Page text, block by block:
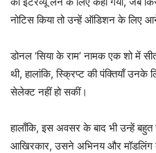
नोटिस किया तो उन्हें ऑडिशन के लिए
डोनल ‘सिया के राम’ नामक एक शो में
थी, हालांकि, स्क्रिप्ट की पंक्तियाँ
सेलेक्ट नहीं हो सकीं।
हालाँकि, इस अवसर के बाद भी उन्हें
आखिरकार, उसने अभिनय और मॉडलिंग